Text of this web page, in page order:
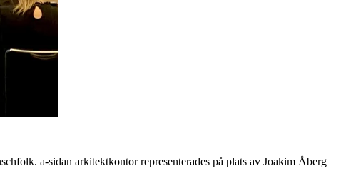
a-sidan arkitektkontor representerades på plats av Joakim Åberg